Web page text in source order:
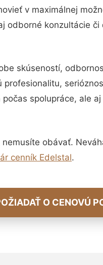
v maximálnej
odborné konzultácie
skúseností,
spolupráce, ale
obávať.
cenník Edelstal.
O CENOVÚ